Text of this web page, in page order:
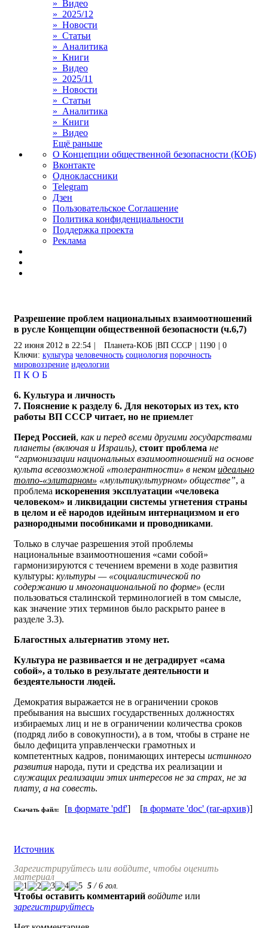
» Видео
» 2025/12
» Новости
» Статьи
» Аналитика
» Книги
» Видео
» 2025/11
» Новости
» Статьи
» Аналитика
» Книги
» Видео
Ещё раньше
О Концепции общественной безопасности (КОБ)
Вконтакте
Одноклассники
Telegram
Дзен
Пользовательское Соглашение
Политика конфиденциальности
Поддержка проекта
Реклама
Разрешение проблем национальных взаимоотношений
в русле Концепции общественной безопасности (ч.6,7)
22 июня 2012 в 22:54 Планета-КОБ ВП СССР 1190
0
Ключи: культура человечность социология порочность
мировоззрение идеологии
П К О Б
6. Культура и личность
7. Пояснение к разделу 6. Для некоторых из тех, кто
работы ВП СССР читает, но не приемлет
Перед Россией, как и перед всеми другими государствами
планеты (включая и Израиль), стоит проблема не
“гармонизации национальных взаимоотношений на основе
культа всевозможной «толерантности» в неком идеально
толпо-«элитарном» «мультикультурном» обществе”, а
проблема искоренения эксплуатации «человека
человеком» и ликвидации системы угнетения страны
в целом и её народов идейным интернацизмом и его
разнородными пособниками и проводниками.
Только в случае разрешения этой проблемы
национальные взаимоотношения «сами собой»
гармонизируются с течением времени в ходе развития
культуры: культуры — «социалистической по
содержанию и многонациональной по форме» (если
пользоваться сталинской терминологией в том смысле,
как значение этих терминов было раскрыто ранее в
разделе 3.3).
Благостных альтернатив этому нет.
Культура не развивается и не деградирует «сама
собой», а только в результате деятельности и
бездеятельности людей.
Демократия выражается не в ограничении сроков
пребывания на высших государственных должностях
избираемых лиц и не в ограничении количества сроков
(подряд либо в совокупности), а в том, чтобы в стране не
было дефицита управленчески грамотных и
компетентных кадров, понимающих интересы истинного
развития народа, пути и средства их реализации и
служащих реализации этих интересов не за страх, не за
плату, а на совесть.
Скачать файл: [в формате 'pdf'] [в формате 'doc' (rar-архив)]
Источник
Зарегистрируйтесь или войдите, чтобы оценить
материал
5 / 6 гол.
Чтобы оставить комментарий войдите или
зарегистрируйтесь